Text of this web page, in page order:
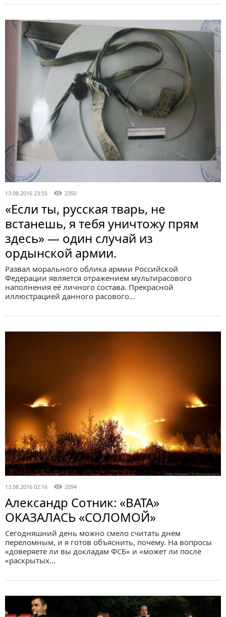
13.08.2016 23:55 2350
«Если ты, русская тварь, не
встанешь, я тебя уничтожу прям
здесь» — один случай из
ордынской армии.
Развал морального облика армии Российской
Федерации является отражением мультирасового
наполнения её личного состава. Прекрасной
иллюстрацией данного расового…
13.08.2016 02:16 2094
Александр Сотник: «ВАТА»
ОКАЗАЛАСЬ «СОЛОМОЙ»
Сегодняшний день можно смело считать днем
переломным, и я готов объяснить, почему. На вопросы
«доверяете ли вы докладам ФСБ» и «может ли после
«раскрытых…